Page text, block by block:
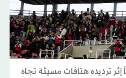
إثر ترديده هتافات مسيئة تجاه